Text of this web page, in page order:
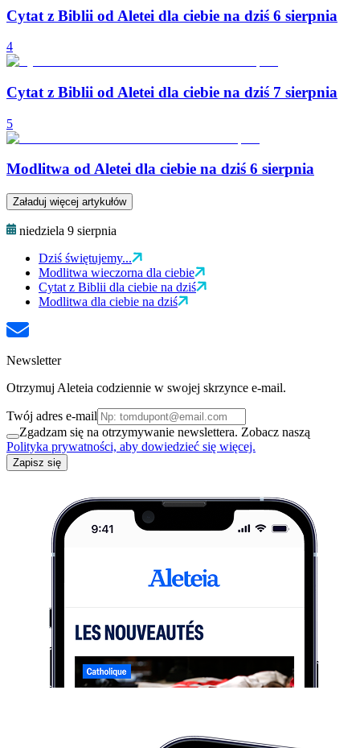
Cytat z Biblii od Aletei dla ciebie na dziś 6 sierpnia
4
Cytat z Biblii od Aletei dla ciebie na dziś 7 sierpnia
5
Modlitwa od Aletei dla ciebie na dziś 6 sierpnia
Załaduj więcej artykułów
niedziela 9 sierpnia
Dziś świętujemy...
Modlitwa wieczorna dla ciebie
Cytat z Biblii dla ciebie na dziś
Modlitwa dla ciebie na dziś
Newsletter
Otrzymuj Aleteia codziennie w swojej skrzynce e-mail.
Twój adres e-mail
Zgadzam się na otrzymywanie newslettera. Zobacz naszą
Polityka prywatności, aby dowiedzieć się więcej.
Zapisz się